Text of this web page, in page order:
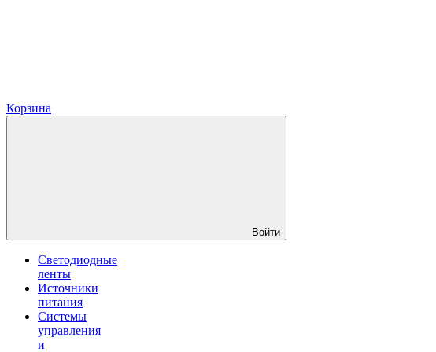
Корзина
Войти
Светодиодные
ленты
Источники
питания
Системы
управления
и